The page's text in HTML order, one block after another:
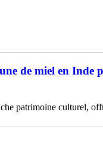
de miel en Inde
patrimoine culturel,